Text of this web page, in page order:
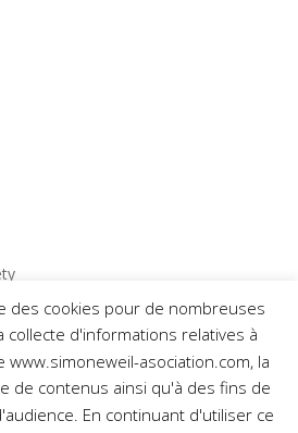
MAES 1/2
MAES 2/2
des cookies pour de nombreuses
collecte d'informations relatives à
asociation.com, la
de contenus ainsi qu'à des fins de
En continuant d'utiliser ce